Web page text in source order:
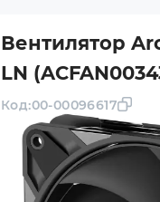
Вентилятор
LN
Код:00-00096617